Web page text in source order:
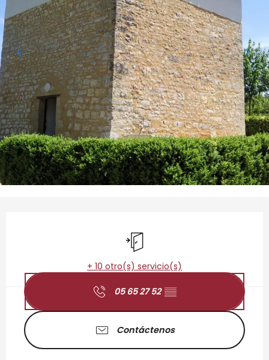
Entrada independiente
+ 10 otro(s) servicio(s)
05 65 27 52 ▒▒
Contáctenos